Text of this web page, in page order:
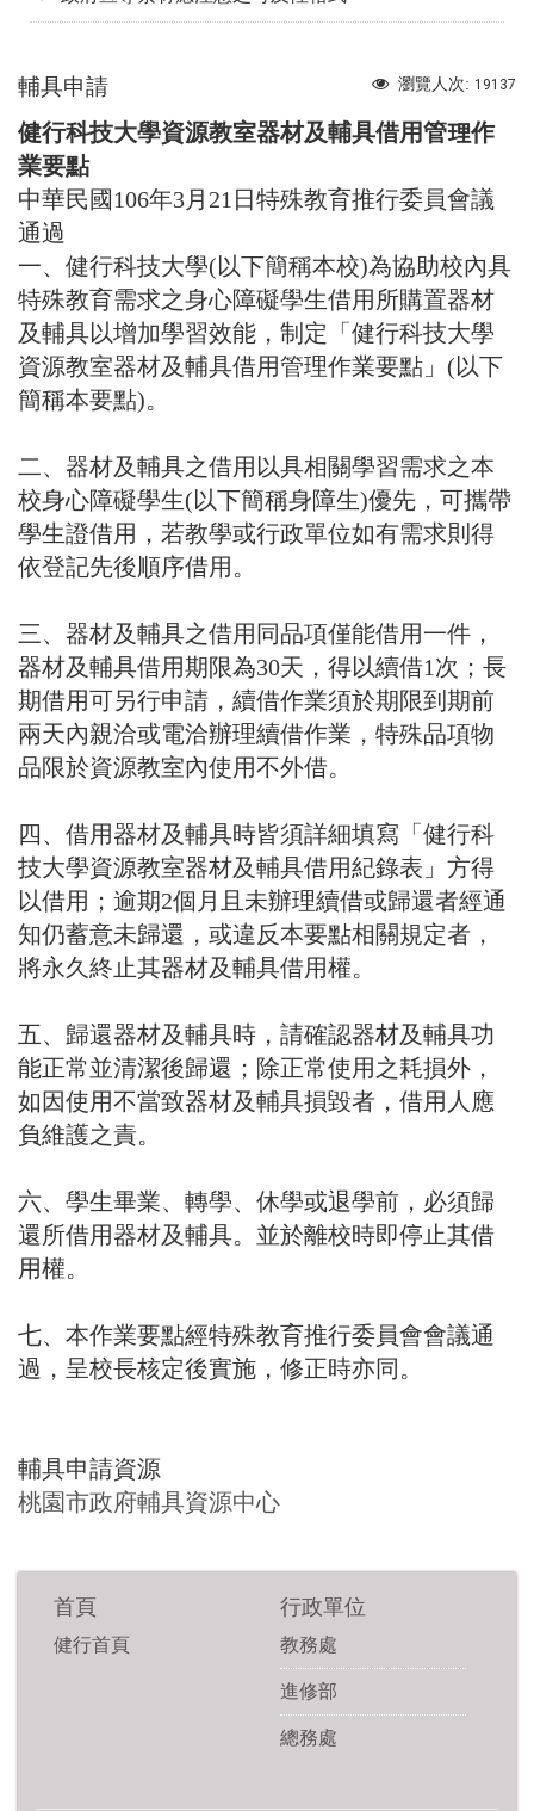
瀏覽人次: 19137
輔具申請
健行科技大學資源教室器材及輔具借用管理作
業要點
中華民國106年3月21日特殊教育推行委員會議
通過
一、健行科技大學(以下簡稱本校)為協助校內具
特殊教育需求之身心障礙學生借用所購置器材
及輔具以增加學習效能，制定「健行科技大學
資源教室器材及輔具借用管理作業要點」(以下
簡稱本要點)。
二、器材及輔具之借用以具相關學習需求之本
校身心障礙學生(以下簡稱身障生)優先，可攜帶
學生證借用，若教學或行政單位如有需求則得
依登記先後順序借用。
三、器材及輔具之借用同品項僅能借用一件，
器材及輔具借用期限為30天，得以續借1次；長
期借用可另行申請，續借作業須於期限到期前
兩天內親洽或電洽辦理續借作業，特殊品項物
品限於資源教室內使用不外借。
四、借用器材及輔具時皆須詳細填寫「健行科
技大學資源教室器材及輔具借用紀錄表」方得
以借用；逾期2個月且未辦理續借或歸還者經通
知仍蓄意未歸還，或違反本要點相關規定者，
將永久終止其器材及輔具借用權。
五、歸還器材及輔具時，請確認器材及輔具功
能正常並清潔後歸還；除正常使用之耗損外，
如因使用不當致器材及輔具損毀者，借用人應
負維護之責。
六、學生畢業、轉學、休學或退學前，必須歸
還所借用器材及輔具。並於離校時即停止其借
用權。
七、本作業要點經特殊教育推行委員會會議通
過，呈校長核定後實施，修正時亦同。
輔具申請資源
桃園市政府輔具資源中心
首頁
健行首頁
行政單位
教務處
進修部
總務處